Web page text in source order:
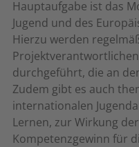
Hauptaufgabe ist das
Jugend und des
Hierzu werden
durchgeführt, die an
Zudem gibt es auch
internationalen
Lernen, zur Wirkung
Kompetenzgewinn für